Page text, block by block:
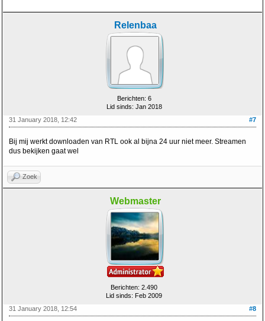
Relenbaa
Berichten: 6
Lid sinds: Jan 2018
#7
31 January 2018, 12:42
Bij mij werkt downloaden van RTL ook al bijna 24 uur niet meer. Streamen
dus bekijken gaat wel
Zoek
Webmaster
Berichten: 2.490
Lid sinds: Feb 2009
#8
31 January 2018, 12:54